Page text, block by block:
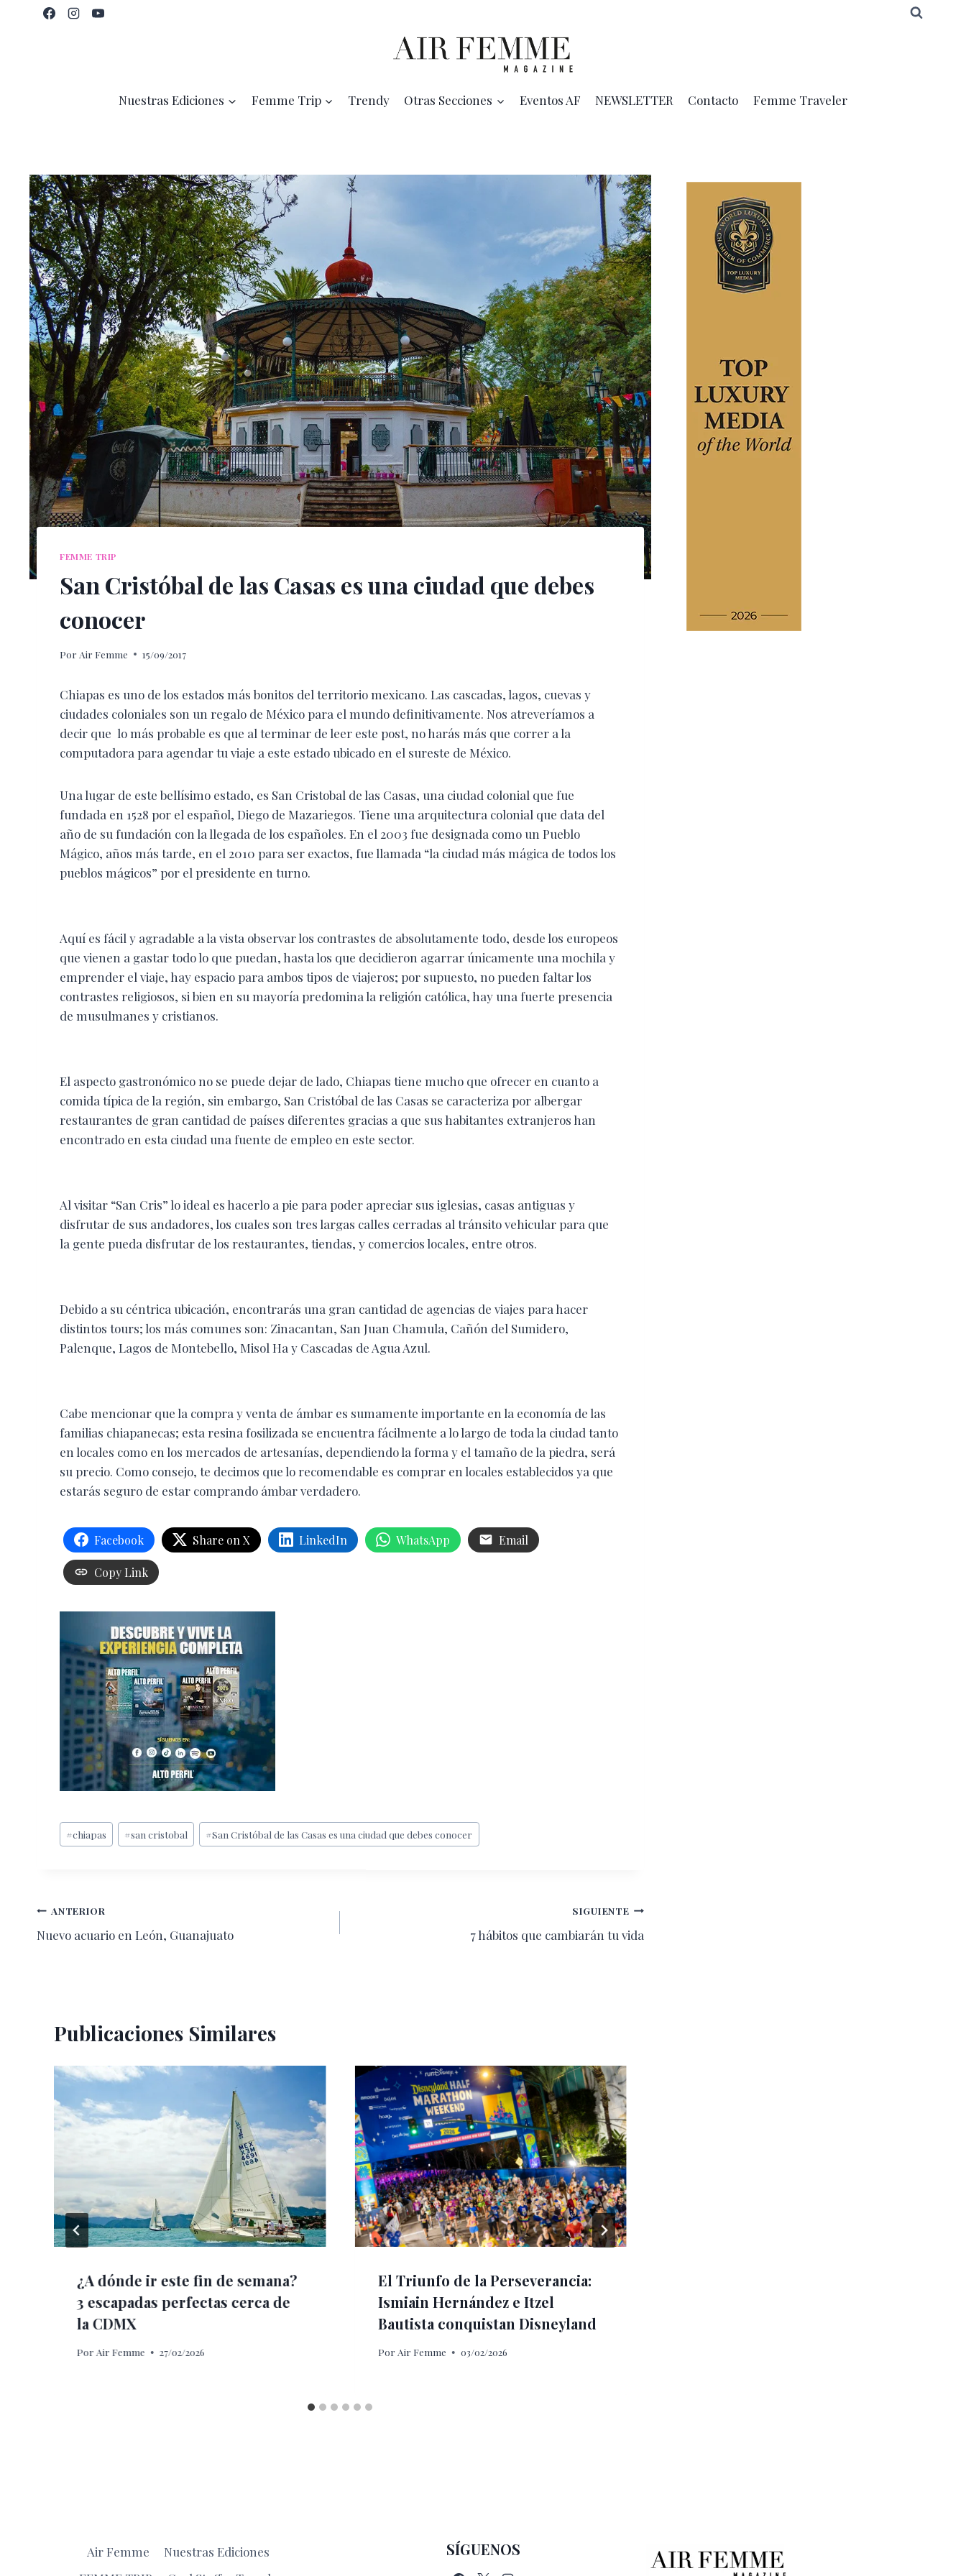
Nuestras Ediciones Femme Trip Trendy Otras Secciones Eventos AF NEWSLETTER Contacto Femme Traveler
FEMME TRIP
San Cristóbal de las Casas es una ciudad que debes
conocer
Por Air Femme 15/09/2017
Chiapas es uno de los estados más bonitos del territorio mexicano. Las cascadas, lagos, cuevas y
ciudades coloniales son un regalo de México para el mundo definitivamente. Nos atreveríamos a
decir que lo más probable es que al terminar de leer este post, no harás más que correr a la
computadora para agendar tu viaje a este estado ubicado en el sureste de México.
Una lugar de este bellísimo estado, es San Cristobal de las Casas, una ciudad colonial que fue
fundada en 1528 por el español, Diego de Mazariegos. Tiene una arquitectura colonial que data del
año de su fundación con la llegada de los españoles. En el 2003 fue designada como un Pueblo
Mágico, años más tarde, en el 2010 para ser exactos, fue llamada “la ciudad más mágica de todos los
pueblos mágicos” por el presidente en turno.
Aquí es fácil y agradable a la vista observar los contrastes de absolutamente todo, desde los europeos
que vienen a gastar todo lo que puedan, hasta los que decidieron agarrar únicamente una mochila y
emprender el viaje, hay espacio para ambos tipos de viajeros; por supuesto, no pueden faltar los
contrastes religiosos, si bien en su mayoría predomina la religión católica, hay una fuerte presencia
de musulmanes y cristianos.
El aspecto gastronómico no se puede dejar de lado, Chiapas tiene mucho que ofrecer en cuanto a
comida típica de la región, sin embargo, San Cristóbal de las Casas se caracteriza por albergar
restaurantes de gran cantidad de países diferentes gracias a que sus habitantes extranjeros han
encontrado en esta ciudad una fuente de empleo en este sector.
Al visitar “San Cris” lo ideal es hacerlo a pie para poder apreciar sus iglesias, casas antiguas y
disfrutar de sus andadores, los cuales son tres largas calles cerradas al tránsito vehicular para que
la gente pueda disfrutar de los restaurantes, tiendas, y comercios locales, entre otros.
Debido a su céntrica ubicación, encontrarás una gran cantidad de agencias de viajes para hacer
distintos tours; los más comunes son: Zinacantan, San Juan Chamula, Cañón del Sumidero,
Palenque, Lagos de Montebello, Misol Ha y Cascadas de Agua Azul.
Cabe mencionar que la compra y venta de ámbar es sumamente importante en la economía de las
familias chiapanecas; esta resina fosilizada se encuentra fácilmente a lo largo de toda la ciudad tanto
en locales como en los mercados de artesanías, dependiendo la forma y el tamaño de la piedra, será
su precio. Como consejo, te decimos que lo recomendable es comprar en locales establecidos ya que
estarás seguro de estar comprando ámbar verdadero.
Facebook Share on X LinkedIn WhatsApp Email
Copy Link
Etiquetas
de
#chiapas #san cristobal #San Cristóbal de las Casas es una ciudad que debes conocer
Navegación
de
ANTERIOR
Nuevo acuario en León, Guanajuato
SIGUIENTE
7 hábitos que cambiarán tu vida
Publicaciones Similares
¿A dónde ir este fin de semana?
3 escapadas perfectas cerca de
la CDMX
Por Air Femme 27/02/2026
El Triunfo de la Perseverancia:
Ismiain Hernández e Itzel
Bautista conquistan Disneyland
Por Air Femme 03/02/2026
Air Femme
Nuestras Ediciones
SÍGUENOS